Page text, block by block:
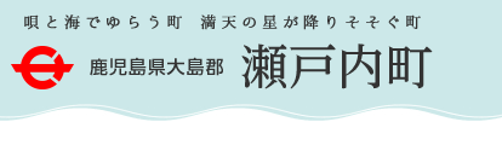
鹿児島県大島郡 瀬戸内町